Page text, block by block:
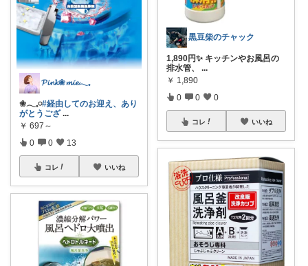
𝓟𝓲𝓷𝓴❀𝓶𝓲𝓮𓂃𓈒
❀𓂃𓈒𓏸#経由してのお迎え、あり
がとうござ ...
￥ 697～
0 0 13
コレ いいね
黒豆柴のチャック
1,890円✨ キッチンやお風呂の
排水管、
...
￥ 1,890
0 0 0
コレ いいね